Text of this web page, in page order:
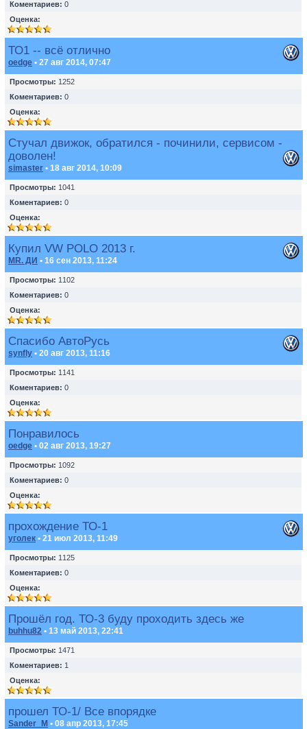
Коментариев: 0
Оценка:
ТО1 -- всё отлично
oedge • 27 авг 2014, 07:47
Просмотры: 1252
Коментариев: 0
Оценка:
Стучал движок, обратился - починили, сервисом -
доволен!
simaster • 18 авг 2014, 10:09
Просмотры: 1041
Коментариев: 0
Оценка:
Купил VW POLO 2013 г.
MR. ДИ • 16 сен 2013, 11:24
Просмотры: 1102
Коментариев: 0
Оценка:
Спасибо АвтоРусь
synfly • 20 авг 2013, 11:16
Просмотры: 1141
Коментариев: 0
Оценка:
Понравилось
oedge • 02 авг 2013, 19:27
Просмотры: 1092
Коментариев: 0
Оценка:
прохождение ТО-1
уголек • 21 июл 2013, 11:49
Просмотры: 1125
Коментариев: 0
Оценка:
Прошёл год. ТО-3 буду проходить здесь же
buhhu82 • 13 май 2013, 22:41
Просмотры: 1471
Коментариев: 1
Оценка:
прошел ТО-1/ Все впорядке
Sander_M • 08 апр 2013, 17:45